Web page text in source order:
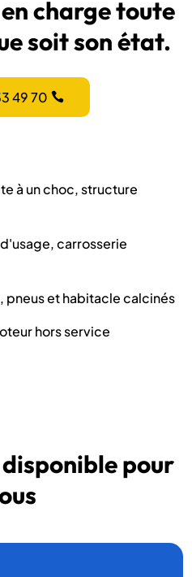
charge toute
soit son état.
49 70
à un choc, structure
carrosserie
et habitacle calcinés
hors service
pour